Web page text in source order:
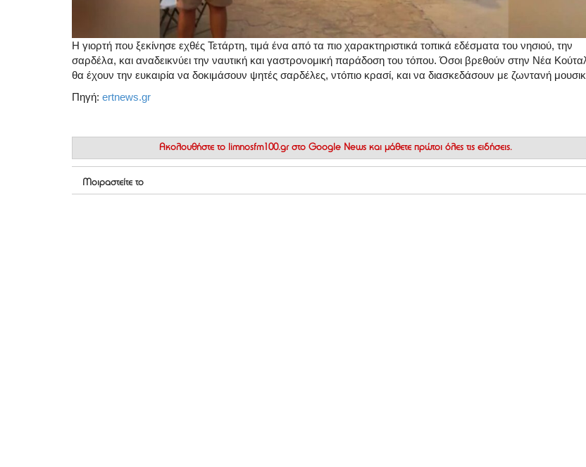
Η γιορτή που ξεκίνησε εχθές Τετάρτη, τιμά ένα από τα πιο χαρακτηριστικά τοπικά εδέσματα του νησιού, την
σαρδέλα, και αναδεικνύει την ναυτική και γαστρονομική παράδοση του τόπου. Όσοι βρεθούν στην Νέα
θα έχουν την ευκαιρία να δοκιμάσουν ψητές σαρδέλες, ντόπιο κρασί, και να διασκεδάσουν με ζωντανή
Πηγή: ertnews.gr
Ακολουθήστε το limnosfm100.gr στο Google News και μάθετε πρώτοι όλες τις ειδήσεις.
Μοιραστείτε το